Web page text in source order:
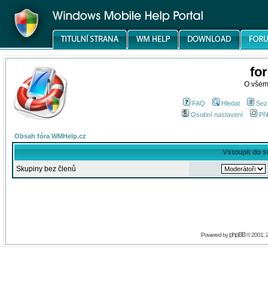
O
FAQ Hledat
Osobní nastavení
Obsah fóra WMHelp.cz
Vstoupit do
Skupiny bez členů
Powered byphpBB© 2001,